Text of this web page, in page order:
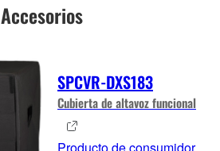
Accesorios
SPCVR-DXS183
Cubierta de altavoz funcional
Producto de consumidor